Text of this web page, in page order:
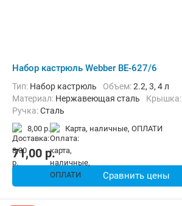
Набор кастрюль Webber BE-627/6
Тип: Набор кастрюль объем:2.2, 3, 4 л
материал: Нержавеющая сталь крышка:
ручка:Сталь
8,00 р. карта, наличные, ОПЛАТИ
71,00 p.
Сравнить цены